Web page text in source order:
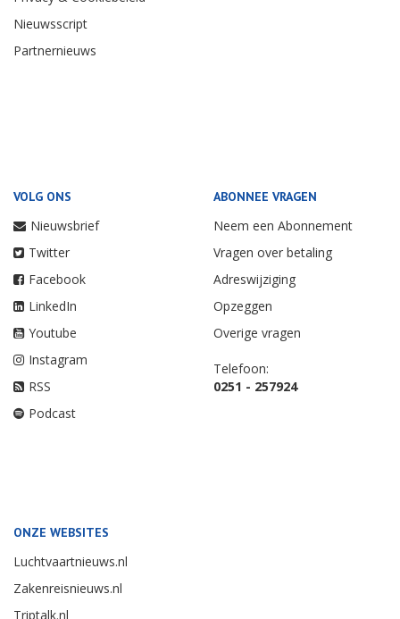
Nieuwsscript
Partnernieuws
VOLG ONS
Nieuwsbrief
Twitter
Facebook
LinkedIn
Youtube
Instagram
RSS
Podcast
ABONNEE VRAGEN
Neem een Abonnement
Vragen over betaling
Adreswijziging
Opzeggen
Overige vragen
Telefoon:
0251 - 257924
ONZE WEBSITES
Luchtvaartnieuws.nl
Zakenreisnieuws.nl
Triptalk.nl